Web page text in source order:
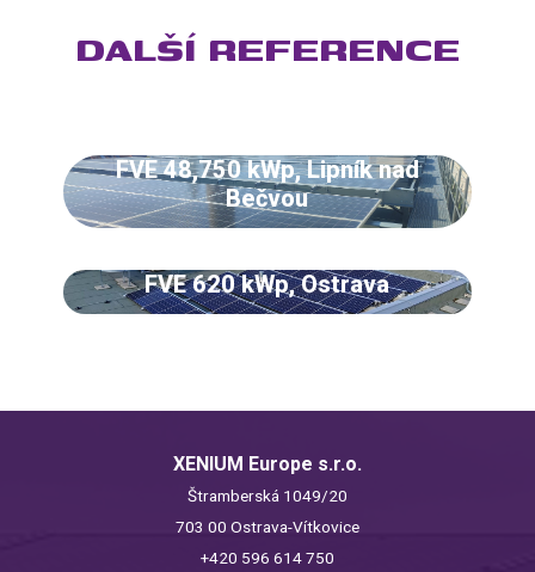
DALŠÍ REFERENCE
FVE 48,750 kWp, Lipník nad
Bečvou
FVE 620 kWp, Ostrava
XENIUM Europe s.r.o.
Štramberská 1049/20
703 00 Ostrava-Vítkovice
+420 596 614 750